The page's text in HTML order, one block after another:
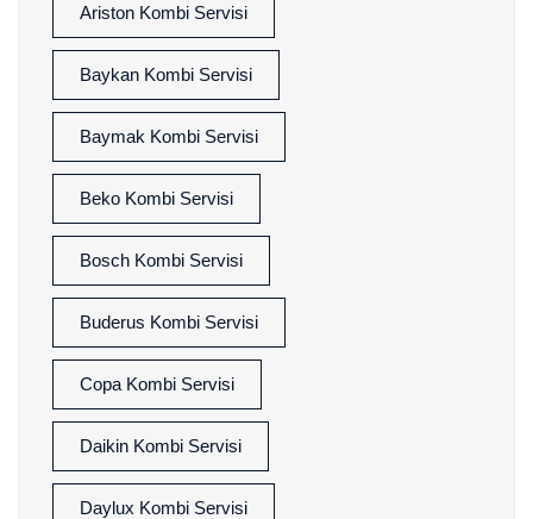
Ariston Kombi Servisi
Baykan Kombi Servisi
Baymak Kombi Servisi
Beko Kombi Servisi
Bosch Kombi Servisi
Buderus Kombi Servisi
Copa Kombi Servisi
Daikin Kombi Servisi
Daylux Kombi Servisi